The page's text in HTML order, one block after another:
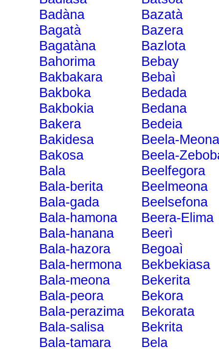
Badàna
Bagatà
Bagatàna
Bahorima
Bakbakara
Bakboka
Bakbokia
Bakera
Bakidesa
Bakosa
Bala
Bala-berita
Bala-gada
Bala-hamona
Bala-hanana
Bala-hazora
Bala-hermona
Bala-meona
Bala-peora
Bala-perazima
Bala-salisa
Bala-tamara
Bazatà
Bazera
Bazlota
Bebay
Bebaì
Bedada
Bedana
Bedeia
Beela-Meona
Beela-
Beelfegora
Beelmeona
Beelsefona
Beera-Elima
Beerì
Begoaì
Bekbekiasa
Bekerita
Bekora
Bekorata
Bekrita
Bela